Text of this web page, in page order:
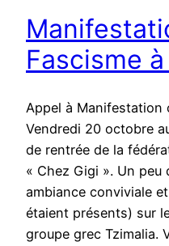
Fascisme
Appel à Manifestation
Vendredi 20 octobre
de rentrée de la
« Chez Gigi ». Un peu
ambiance conviviale
étaient présents) sur
groupe grec Tzimalia.